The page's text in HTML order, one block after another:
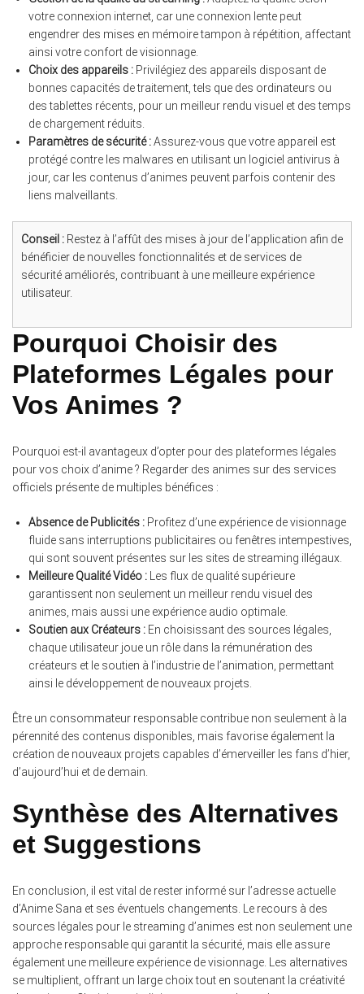
votre connexion internet, car une connexion lente peut
engendrer des mises en mémoire tampon à répétition, affectant
ainsi votre confort de visionnage.
Choix des appareils : Privilégiez des appareils disposant de
bonnes capacités de traitement, tels que des ordinateurs ou
des tablettes récents, pour un meilleur rendu visuel et des temps
de chargement réduits.
Paramètres de sécurité :Assurez-vous que votre appareil est
protégé contre les malwares en utilisant un logiciel antivirus à
jour, car les contenus d’animes peuvent parfois contenir des
liens malveillants.
Conseil : Restez à l’affût des mises à jour de l’application afin de
bénéficier de nouvelles fonctionnalités et de services de
sécurité améliorés, contribuant à une meilleure expérience
utilisateur.
Pourquoi Choisir des
Plateformes Légales pour
Vos Animes ?
Pourquoi est-il avantageux d’opter pour des plateformes légales
pour vos choix d’anime ? Regarder des animes sur des services
officiels présente de multiples bénéfices :
Absence de Publicités : Profitez d’une expérience de visionnage
fluide sans interruptions publicitaires ou fenêtres intempestives,
qui sont souvent présentes sur les sites de streaming illégaux.
Meilleure Qualité Vidéo : Les flux de qualité supérieure
garantissent non seulement un meilleur rendu visuel des
animes, mais aussi une expérience audio optimale.
Soutien aux Créateurs : En choisissant des sources légales,
chaque utilisateur joue un rôle dans la rémunération des
créateurs et le soutien à l’industrie de l’animation, permettant
ainsi le développement de nouveaux projets.
Être un consommateur responsable contribue non seulement à la
pérennité des contenus disponibles, mais favorise également la
création de nouveaux projets capables d’émerveiller les fans d’hier,
d’aujourd’hui et de demain.
Synthèse des Alternatives
et Suggestions
En conclusion, il est vital de rester informé sur l’adresse actuelle
d’Anime Sana et ses éventuels changements. Le recours à des
sources légales pour le streaming d’animes est non seulement une
approche responsable qui garantit la sécurité, mais elle assure
également une meilleure expérience de visionnage. Les alternatives
se multiplient, offrant un large choix tout en soutenant la créativité